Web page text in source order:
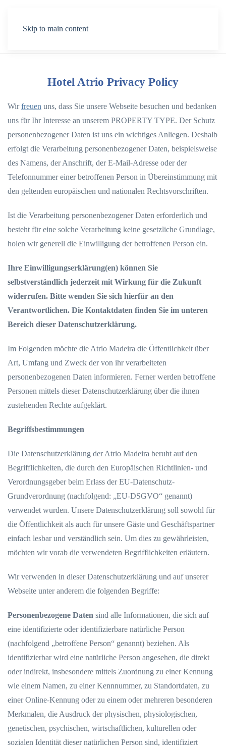
Skip to main content
Menu
Hotel Atrio Privacy Policy
Wirfreuen uns, dass Sie unsere Webseite besuchen und bedanken
uns für Ihr Interesse an unserem PROPERTY TYPE. Der Schutz
personenbezogener Daten ist uns ein wichtiges Anliegen. Deshalb
erfolgt die Verarbeitung personenbezogener Daten, beispielsweise
des Namens, der Anschrift, der E-Mail-Adresse oder der
Telefonnummer einer betroffenen Person in Übereinstimmung mit
den geltenden europäischen und nationalen Rechtsvorschriften.
Ist die Verarbeitung personenbezogener Daten erforderlich und
besteht für eine solche Verarbeitung keine gesetzliche Grundlage,
holen wir generell die Einwilligung der betroffenen Person ein.
Ihre Einwilligungserklärung(en) können Sie
selbstverständlich jederzeit mit Wirkung für die Zukunft
widerrufen. Bitte wenden Sie sich hierfür an den
Verantwortlichen. Die Kontaktdaten finden Sie im unteren
Bereich dieser Datenschutzerklärung.
Im Folgenden möchte die Atrio Madeira die Öffentlichkeit über
Art, Umfang und Zweck der von ihr verarbeiteten
personenbezogenen Daten informieren. Ferner werden betroffene
Personen mittels dieser Datenschutzerklärung über die ihnen
zustehenden Rechte aufgeklärt.
Begriffsbestimmungen
Die Datenschutzerklärung der Atrio Madeira beruht auf den
Begrifflichkeiten, die durch den Europäischen Richtlinien- und
Verordnungsgeber beim Erlass der EU-Datenschutz-
Grundverordnung (nachfolgend: „EU-DSGVO“ genannt)
verwendet wurden. Unsere Datenschutzerklärung soll sowohl für
die Öffentlichkeit als auch für unsere Gäste und Geschäftspartner
einfach lesbar und verständlich sein. Um dies zu gewährleisten,
möchten wir vorab die verwendeten Begrifflichkeiten erläutern.
Wir verwenden in dieser Datenschutzerklärung und auf unserer
Webseite unter anderem die folgenden Begriffe:
Personenbezogene Daten sind alle Informationen, die sich auf
eine identifizierte oder identifizierbare natürliche Person
(nachfolgend „betroffene Person“ genannt) beziehen. Als
identifizierbar wird eine natürliche Person angesehen, die direkt
oder indirekt, insbesondere mittels Zuordnung zu einer Kennung
wie einem Namen, zu einer Kennnummer, zu Standortdaten, zu
einer Online-Kennung oder zu einem oder mehreren besonderen
Merkmalen, die Ausdruck der physischen, physiologischen,
genetischen, psychischen, wirtschaftlichen, kulturellen oder
sozialen Identität dieser natürlichen Person sind, identifiziert